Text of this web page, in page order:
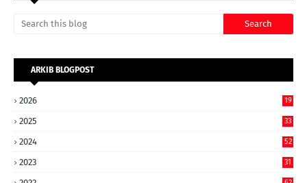
ARKIB BLOGPOST
2026 19
2025 33
2024 52
2023 31